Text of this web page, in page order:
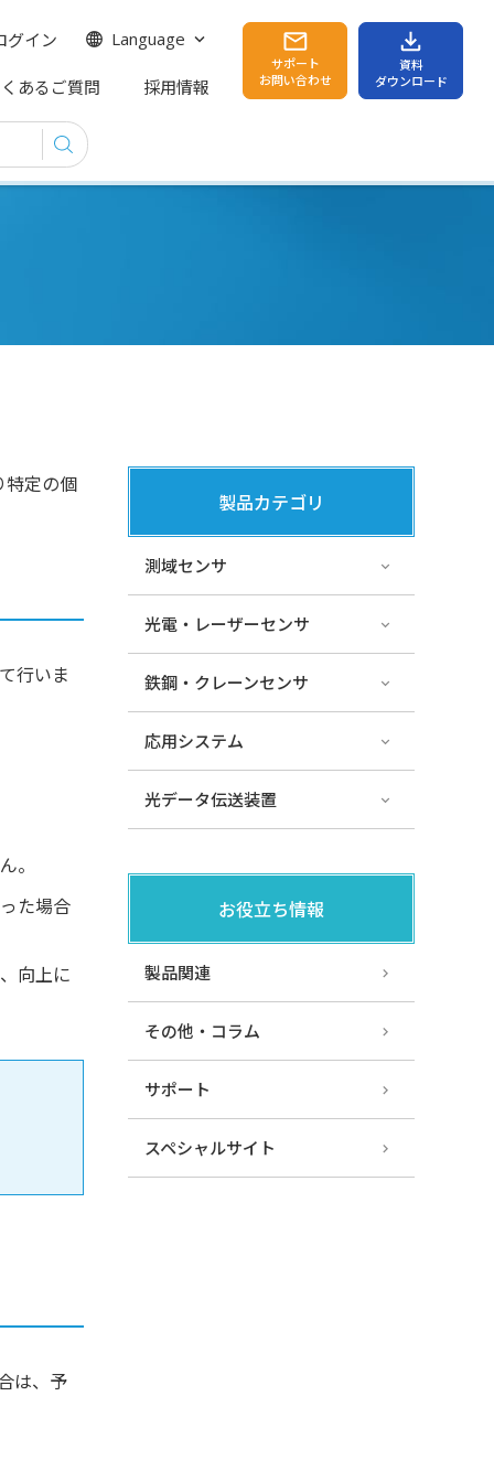
あるご質問 採用情報
グイン Language
サポート
お問い合わせ
資料
ダウンロード
特定の個
行いま
。
た場合
向上に
は、予
製品カテゴリ
測域センサ
光電・レーザーセンサ
鉄鋼・クレーンセンサ
応用システム
光データ伝送装置
お役立ち情報
製品関連
その他・コラム
サポート
スペシャルサイト